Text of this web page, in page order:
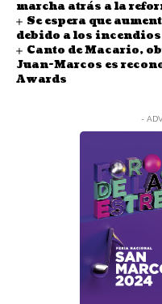
marcha atrás a la
Se espera que
debido a los
Canto de Macario,
Juan-Marcos es
Awards
-